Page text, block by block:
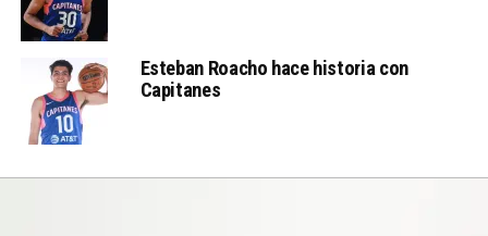
Esteban Roacho hace historia con
Capitanes